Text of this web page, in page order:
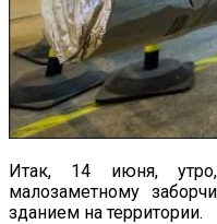
Итак, 14 июня,
малозаметному
зданием на территории.